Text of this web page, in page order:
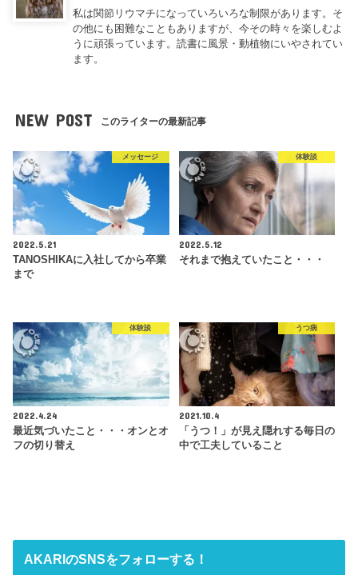
私は関節リウマチになっていろいろな制限があります。そ
の他にも困難なこともありますが、今その時々を楽しむよ
うに頑張っています。読書に風景・動植物にいやされてい
ます。
NEW POST このライターの最新記事
メッセージ
2022.5.21
TANOSHIKAに入社してから卒業
まで
体験談
2022.5.12
それまで抱えていたこと・・・
体験談
2022.4.24
最近気づいたこと・・・オンとオ
フの切り替え
うつ病
2021.10.4
「うつ！」が見え隠れする毎日の
中で工夫していること
AKARIのSNSをフォローする！